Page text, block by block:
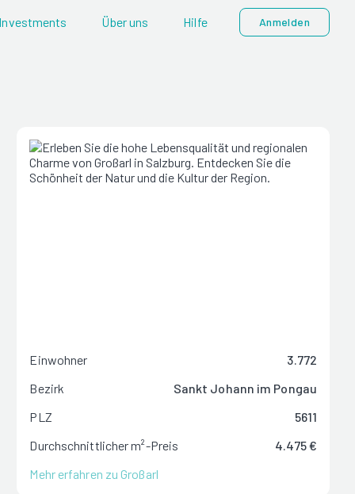
Investments Über uns Hilfe Anmelden
Einwohner
3.772
Bezirk
Sankt Johann im Pongau
PLZ
5611
Durchschnittlicher m²-Preis
4.475 €
Mehr erfahren zu Großarl